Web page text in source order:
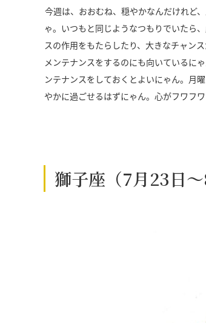
今週は、おおむね、穏やかなんだけれど
ゃ。いつもと同じようなつもりでいたら
スの作用をもたらしたり、大きなチャン
メンテナンスをするのにも向いているに
ンテナンスをしておくとよいにゃん。月
やかに過ごせるはずにゃん。心がフワフ
獅子座（7月23日